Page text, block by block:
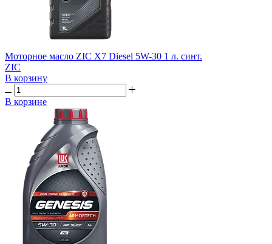
Моторное масло ZIC X7 Diesel 5W-30 1 л. синт.
ZIC
В корзину
В корзине